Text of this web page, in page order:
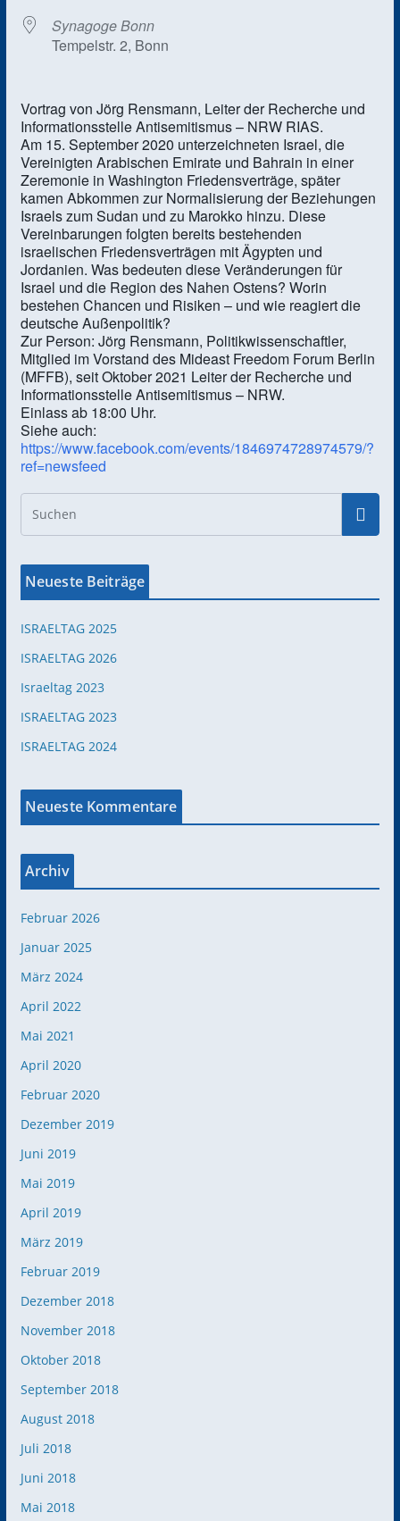
Synagoge Bonn
Tempelstr. 2, Bonn
Vortrag von Jörg Rensmann, Leiter der Recherche und
Informationsstelle Antisemitismus – NRW RIAS.
Am 15. September 2020 unterzeichneten Israel, die
Vereinigten Arabischen Emirate und Bahrain in einer
Zeremonie in Washington Friedensverträge, später
kamen Abkommen zur Normalisierung der Beziehungen
Israels zum Sudan und zu Marokko hinzu. Diese
Vereinbarungen folgten bereits bestehenden
israelischen Friedensverträgen mit Ägypten und
Jordanien. Was bedeuten diese Veränderungen für
Israel und die Region des Nahen Ostens? Worin
bestehen Chancen und Risiken – und wie reagiert die
deutsche Außenpolitik?
Zur Person: Jörg Rensmann, Politikwissenschaftler,
Mitglied im Vorstand des Mideast Freedom Forum Berlin
(MFFB), seit Oktober 2021 Leiter der Recherche und
Informationsstelle Antisemitismus – NRW.
Einlass ab 18:00 Uhr.
Siehe auch:
https://www.facebook.com/events/1846974728974579/?
ref=newsfeed
Neueste Beiträge
ISRAELTAG 2025
ISRAELTAG 2026
Israeltag 2023
ISRAELTAG 2023
ISRAELTAG 2024
Neueste Kommentare
Archiv
Februar 2026
Januar 2025
März 2024
April 2022
Mai 2021
April 2020
Februar 2020
Dezember 2019
Juni 2019
Mai 2019
April 2019
März 2019
Februar 2019
Dezember 2018
November 2018
Oktober 2018
September 2018
August 2018
Juli 2018
Juni 2018
Mai 2018